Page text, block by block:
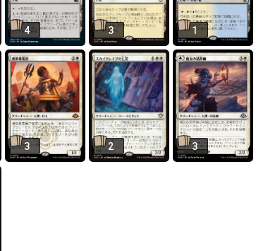
4 3 1
3 2 3